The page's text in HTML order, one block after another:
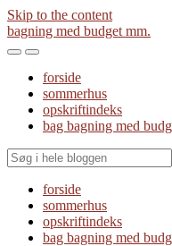
Skip to the content
bagning med budget mm.
Toggle
mobile
menu
Toggle
the
search
field
forside
sommerhus
opskriftindeks
bag bagning med
forside
sommerhus
opskriftindeks
bag bagning med